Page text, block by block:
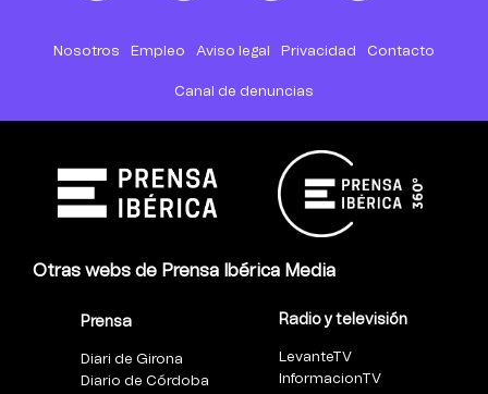
Nosotros Empleo Aviso legal Privacidad Contacto
Canal de denuncias
Otras webs de Prensa Ibérica Media
Prensa
Diari de Girona
Diario de Córdoba
Radio y televisión
LevanteTV
InformacionTV